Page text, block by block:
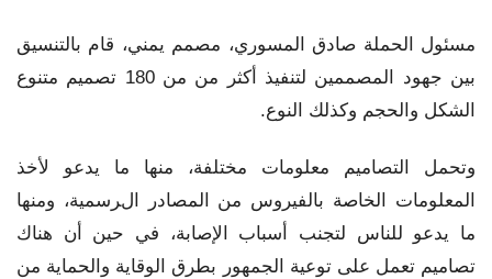
مسئول الحملة صادق المسوري، مصمم يمني، قام بالتنسيق
بين جهود المصممين لتنفيذ أكثر من من 180 تصميم متنوع
الشكل والحجم وكذلك النوع.
وتحمل التصاميم معلومات مختلفة، منها ما يدعو لأخذ
المعلومات الخاصة بالفيروس من المصادر الرسمية، ومنها
ما يدعو للناس لتجنب أسباب الإصابة، في حين أن هناك
تصاميم تعمل على توعية الجمهور بطرق الوقاية والحماية من